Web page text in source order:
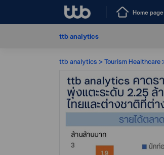
Home page
ttb analytics
ttb analytics Tourism Healthcare